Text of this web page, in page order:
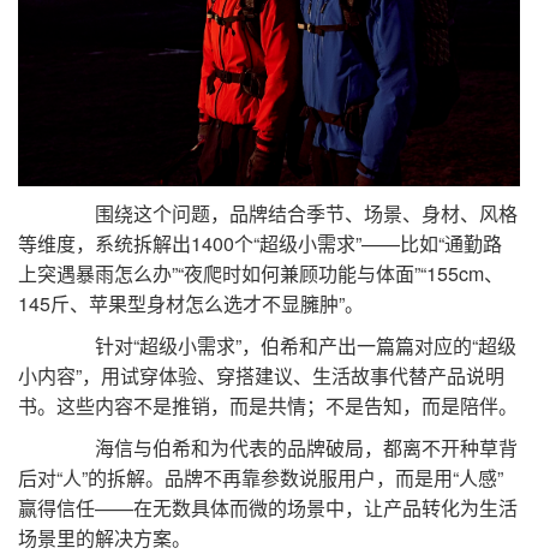
围绕这个问题，品牌结合季节、场景、身材、风格
等维度，系统拆解出1400个“超级小需求”——比如“通勤路
上突遇暴雨怎么办”“夜爬时如何兼顾功能与体面”“155cm、
145斤、苹果型身材怎么选才不显臃肿”。
针对“超级小需求”，伯希和产出一篇篇对应的“超级
小内容”，用试穿体验、穿搭建议、生活故事代替产品说明
书。这些内容不是推销，而是共情；不是告知，而是陪伴。
海信与伯希和为代表的品牌破局，都离不开种草背
后对“人”的拆解。品牌不再靠参数说服用户，而是用“人感”
赢得信任——在无数具体而微的场景中，让产品转化为生活
场景里的解决方案。